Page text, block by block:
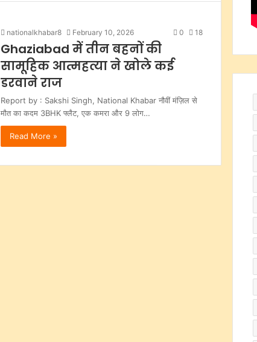
nationalkhabar8 February 10, 2026 0 18
Ghaziabad में तीन बहनों की
सामूहिक आत्महत्या ने खोले कई
डरवाने राज
Report by : Sakshi Singh, National Khabar नौवीं मंज़िल से
मौत का कदम 3BHK फ्लैट, एक कमरा और 9 लोग…
Read More »